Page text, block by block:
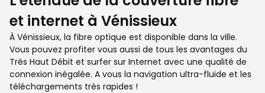
et internet à Vénissieux
À Vénissieux, la fibre optique est disponible dans la ville.
Vous pouvez profiter vous aussi de tous les avantages du
Très Haut Débit et surfer sur Internet avec une qualité de
connexion inégalée. A vous la navigation ultra-fluide et les
téléchargements très rapides !